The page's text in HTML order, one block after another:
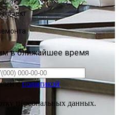
проект
в ближайшее время
сполитикой
персональных данных.